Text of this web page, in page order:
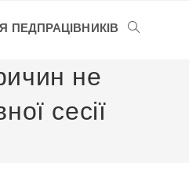
ПЕДПРАЦІВНИКІВ
не
сесії